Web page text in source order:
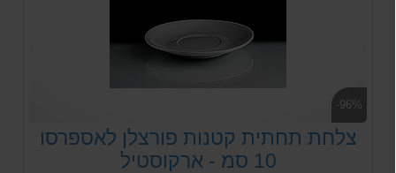
-96%
צלחת תחתית קטנות פורצלן לאספרסו
10 סמ - ארקוסטיל